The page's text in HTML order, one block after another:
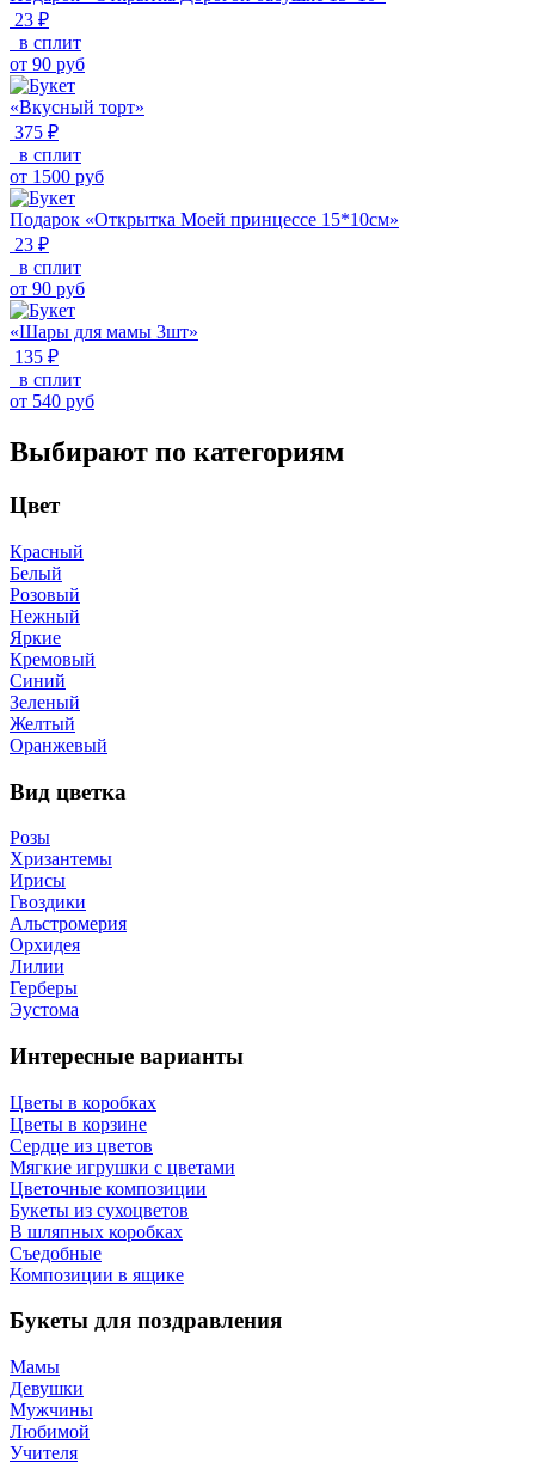
23 ₽
в сплит
от 90 руб
«Вкусный торт»
375 ₽
в сплит
от 1500 руб
Подарок «Открытка Моей принцессе 15*10см»
23 ₽
в сплит
от 90 руб
«Шары для мамы 3шт»
135 ₽
в сплит
от 540 руб
Выбирают по категориям
Цвет
Красный
Белый
Розовый
Нежный
Яркие
Кремовый
Синий
Зеленый
Желтый
Оранжевый
Вид цветка
Розы
Хризантемы
Ирисы
Гвоздики
Альстромерия
Орхидея
Лилии
Герберы
Эустома
Интересные варианты
Цветы в коробках
Цветы в корзине
Сердце из цветов
Мягкие игрушки с цветами
Цветочные композиции
Букеты из сухоцветов
В шляпных коробках
Съедобные
Композиции в ящике
Букеты для поздравления
Мамы
Девушки
Мужчины
Любимой
Учителя